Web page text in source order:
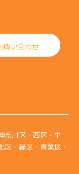
問い合わせ
奈川区・西区・中
・緑区・青葉区・